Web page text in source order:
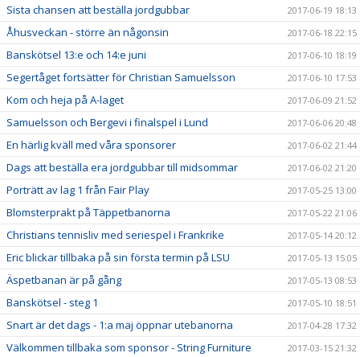
Sista chansen att beställa jordgubbar 2017-06-19 18:13
Åhusveckan - större än någonsin 2017-06-18 22:15
Banskötsel 13:e och 14:e juni 2017-06-10 18:19
Segertåget fortsätter för Christian Samuelsson 2017-06-10 17:53
Kom och heja på A-laget 2017-06-09 21:52
Samuelsson och Bergevi i finalspel i Lund 2017-06-06 20:48
En härlig kväll med våra sponsorer 2017-06-02 21:44
Dags att beställa era jordgubbar till midsommar 2017-06-02 21:20
Porträtt av lag 1 från Fair Play 2017-05-25 13:00
Blomsterprakt på Täppetbanorna 2017-05-22 21:06
Christians tennisliv med seriespel i Frankrike 2017-05-14 20:12
Eric blickar tillbaka på sin första termin på LSU 2017-05-13 15:05
Äspetbanan är på gång 2017-05-13 08:53
Banskötsel - steg 1 2017-05-10 18:51
Snart är det dags - 1:a maj öppnar utebanorna 2017-04-28 17:32
Välkommen tillbaka som sponsor - String Furniture 2017-03-15 21:32